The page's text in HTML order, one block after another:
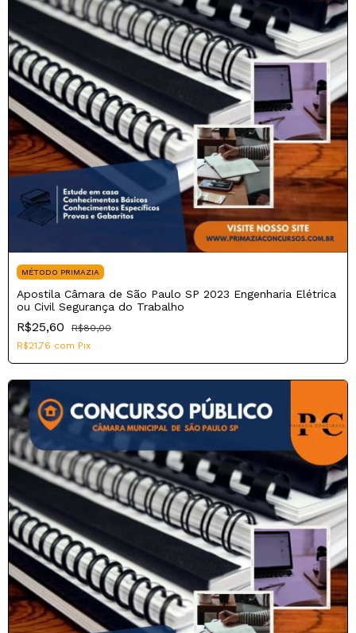
MÉTODO PRIMAZIA
Apostila Câmara de São Paulo SP 2023 Engenharia Elétrica
ou Civil Segurança do Trabalho
R$25,60
R$80,00
R$21,76 com Pix